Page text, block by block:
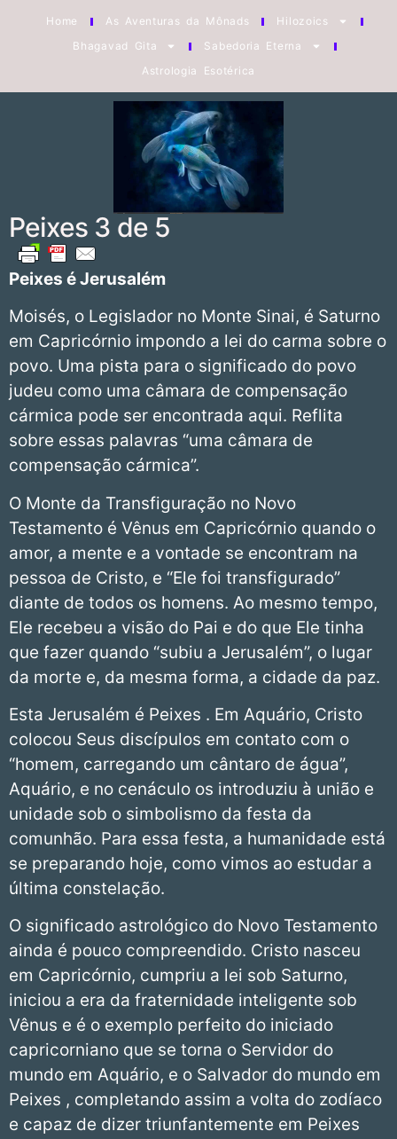
Home As Aventuras da Mônads
Hilozoics
Bhagavad Gita
Sabedoria Eterna
Astrologia Esotérica
Peixes 3 de 5
Peixes é Jerusalém
Moisés, o Legislador no Monte Sinai, é Saturno
em Capricórnio impondo a lei do carma sobre o
povo. Uma pista para o significado do povo
judeu como uma câmara de compensação
cármica pode ser encontrada aqui. Reflita
sobre essas palavras “uma câmara de
compensação cármica”.
O Monte da Transfiguração no Novo
Testamento é Vênus em Capricórnio quando o
amor, a mente e a vontade se encontram na
pessoa de Cristo, e “Ele foi transfigurado”
diante de todos os homens. Ao mesmo tempo,
Ele recebeu a visão do Pai e do que Ele tinha
que fazer quando “subiu a Jerusalém”, o lugar
da morte e, da mesma forma, a cidade da paz.
Esta Jerusalém é Peixes . Em Aquário, Cristo
colocou Seus discípulos em contato com o
“homem, carregando um cântaro de água”,
Aquário, e no cenáculo os introduziu à união e
unidade sob o simbolismo da festa da
comunhão. Para essa festa, a humanidade está
se preparando hoje, como vimos ao estudar a
última constelação.
O significado astrológico do Novo Testamento
ainda é pouco compreendido. Cristo nasceu
em Capricórnio, cumpriu a lei sob Saturno,
iniciou a era da fraternidade inteligente sob
Vênus e é o exemplo perfeito do iniciado
capricorniano que se torna o Servidor do
mundo em Aquário, e o Salvador do mundo em
Peixes , completando assim a volta do zodíaco
e capaz de dizer triunfantemente em Peixes